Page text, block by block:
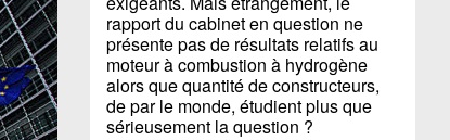
rapport du cabinet en question ne
présente pas de résultats relatifs au
moteur à combustion à hydrogène
alors que quantité de constructeurs,
de par le monde, étudient plus que
sérieusement la question ?